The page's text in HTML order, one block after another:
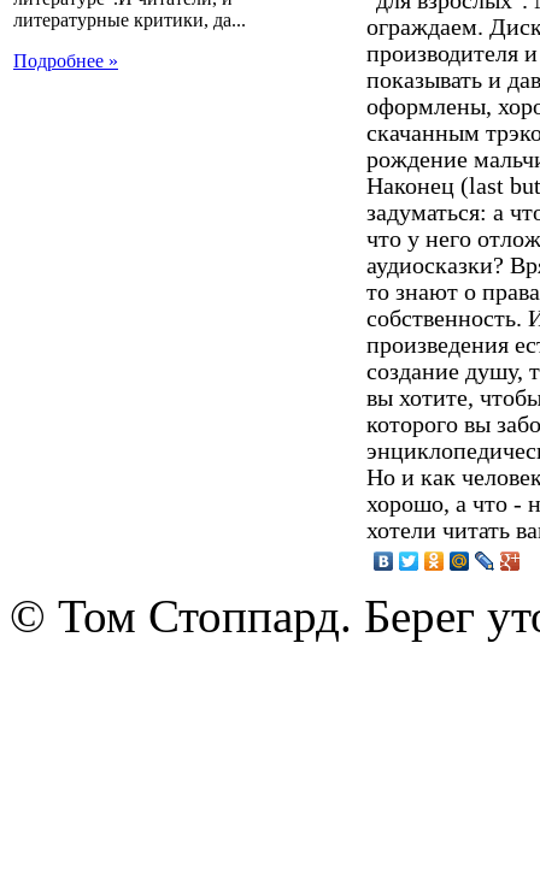
литературные критики, да...
Подробнее »
ограждаем.
производителя
показывать и
оформлены,
скачанным
рождение
Наконец (last
задуматься: а
что у него
аудиосказки?
то знают о
собственность.
произведения
создание душу,
вы хотите,
которого вы
Но и как
хорошо, а что -
хотели читать
© Том Стоппард. Берег